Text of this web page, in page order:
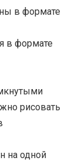
в формате
в формате
рисовать
на одной